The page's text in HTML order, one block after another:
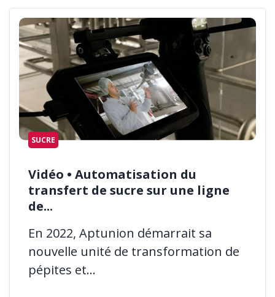
SUCRE
Vidéo • Automatisation du
transfert de sucre sur une ligne
de...
En 2022, Aptunion démarrait sa
nouvelle unité de transformation de
pépites et...